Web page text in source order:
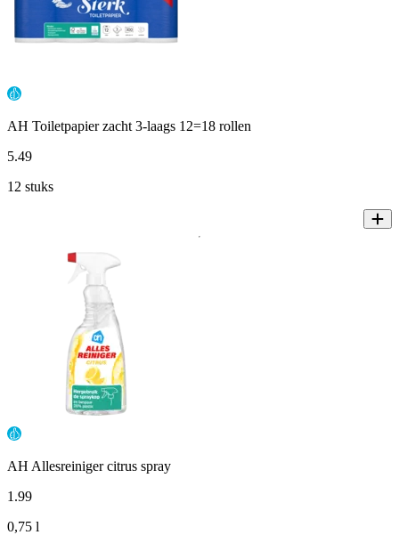
AH Toiletpapier zacht 3-laags 12=18 rollen
5.49
12 stuks
AH Allesreiniger citrus spray
1 .99
0,75 l